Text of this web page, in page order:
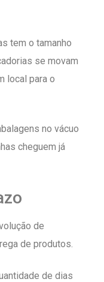
tem o tamanho
se movam
local para o
no vácuo
cheguem já
de
de produtos.
de dias